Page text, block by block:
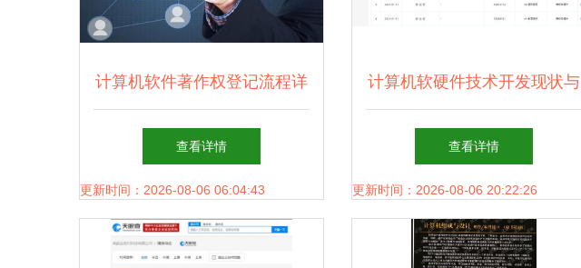
计算机软件著作权登记流程详
解与技术开发指南
查看详情
更新时间：2026-08-06 06:04:43
计算机软硬件技术开发现状与
趋势
查看详情
更新时间：2026-08-06 20:22:26